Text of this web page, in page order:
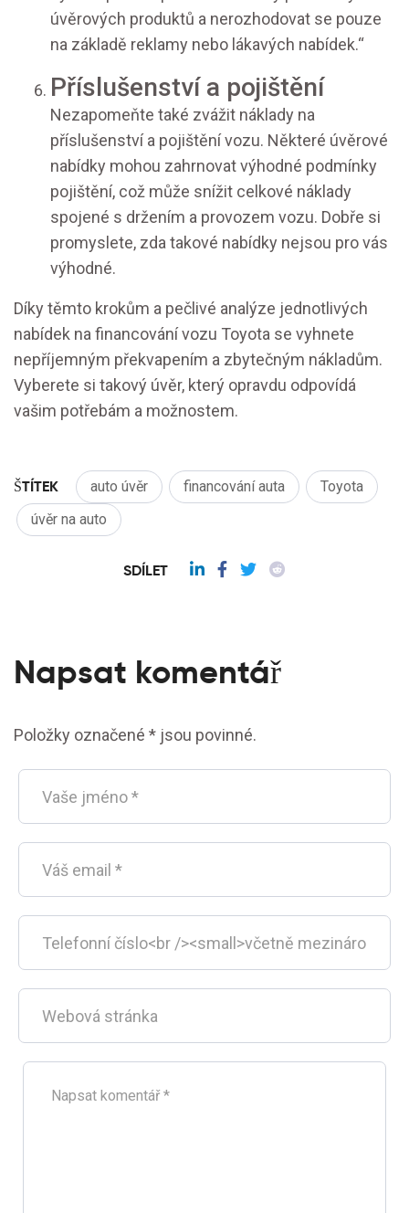
úvěrových produktů a nerozhodovat se pouze
na základě reklamy nebo lákavých nabídek.“
Příslušenství a pojištění
Nezapomeňte také zvážit náklady na
příslušenství a pojištění vozu. Některé úvěrové
nabídky mohou zahrnovat výhodné podmínky
pojištění, což může snížit celkové náklady
spojené s držením a provozem vozu. Dobře si
promyslete, zda takové nabídky nejsou pro vás
výhodné.
Díky těmto krokům a pečlivé analýze jednotlivých
nabídek na financování vozu Toyota se vyhnete
nepříjemným překvapením a zbytečným nákladům.
Vyberete si takový úvěr, který opravdu odpovídá
vašim potřebám a možnostem.
ŠTÍTEK auto úvěr financování auta
Toyota
úvěr na auto
SDÍLET
Napsat komentář
Položky označené * jsou povinné.